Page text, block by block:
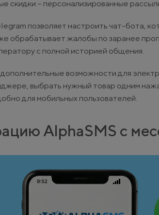
скидки – персонализированные
позволяет настроить чат-бота,
обрабатывает жалобы по заранее
с полной историей общения.
возможности для
выбрать нужный товар одним
для мобильных пользователей.
AlphaSMS с